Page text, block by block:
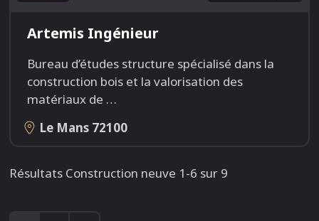
Artemis Ingénieur
Bureau d’études structure spécialisé dans la
construction bois et la valorisation des
matériaux de …
Le Mans 72100
Résultats Construction neuve 1-6 sur 9